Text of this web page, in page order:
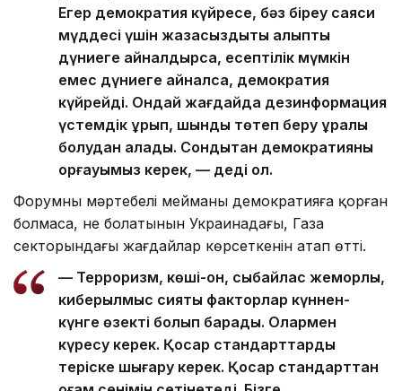
Егер демократия күйресе, бәз біреу саяси
мүддесі үшін жазасыздықты қалыпты
дүниеге айналдырса, есептілік мүмкін
емес дүниеге айналса, демократия
күйрейді. Ондай жағдайда дезинформация
үстемдік құрып, шындық төтеп беру құралы
болудан қалады. Сондықтан демократияны
қорғауымыз керек, — деді ол.
Форумның мәртебелі мейманы демократияға қорған
болмаса, не болатынын Украинадағы, Газа
секторындағы жағдайлар көрсеткенін атап өтті.
— Терроризм, көші-қон, сыбайлас жемқорлық,
киберқылмыс сияқты факторлар күннен-
күнге өзекті болып барады. Олармен
күресу керек. Қосар стандарттарды
теріске шығару керек. Қосар стандарттан